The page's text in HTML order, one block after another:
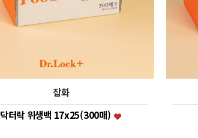
잡화
닥터락 위생백 17x25(300매)